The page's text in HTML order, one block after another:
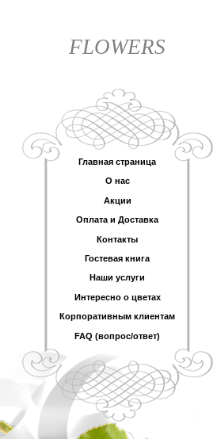
FLOWERS
Главная страница
О нас
Акции
Оплата и Доставка
Контакты
Гостевая книга
Наши услуги
Интересно о цветах
Корпоративным клиентам
FAQ (вопрос/ответ)